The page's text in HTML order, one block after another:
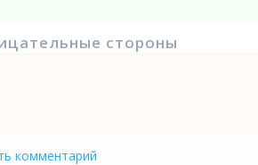
стороны
комментарий